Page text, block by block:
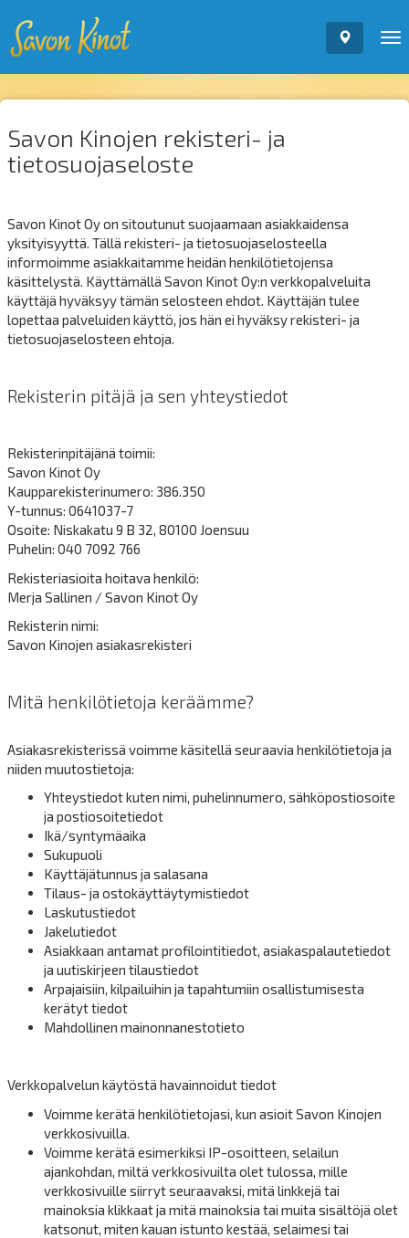
Savon Kinojen rekisteri- ja
tietosuojaseloste
Savon Kinot Oy on sitoutunut suojaamaan asiakkaidensa
yksityisyyttä. Tällä rekisteri- ja tietosuojaselosteella
informoimme asiakkaitamme heidän henkilötietojensa
käsittelystä. Käyttämällä Savon Kinot Oy:n verkkopalveluita
käyttäjä hyväksyy tämän selosteen ehdot. Käyttäjän tulee
lopettaa palveluiden käyttö, jos hän ei hyväksy rekisteri- ja
tietosuojaselosteen ehtoja.
Rekisterin pitäjä ja sen yhteystiedot
Rekisterinpitäjänä toimii:
Savon Kinot Oy
Kaupparekisterinumero: 386.350
Y-tunnus: 0641037-7
Osoite: Niskakatu 9 B 32, 80100 Joensuu
Puhelin: 040 7092 766
Rekisteriasioita hoitava henkilö:
Merja Sallinen / Savon Kinot Oy
Rekisterin nimi:
Savon Kinojen asiakasrekisteri
Mitä henkilötietoja keräämme?
Asiakasrekisterissä voimme käsitellä seuraavia henkilötietoja ja
niiden muutostietoja:
Yhteystiedot kuten nimi, puhelinnumero, sähköpostiosoite
ja postiosoitetiedot
Ikä/syntymäaika
Sukupuoli
Käyttäjätunnus ja salasana
Tilaus- ja ostokäyttäytymistiedot
Laskutustiedot
Jakelutiedot
Asiakkaan antamat profilointitiedot, asiakaspalautetiedot
ja uutiskirjeen tilaustiedot
Arpajaisiin, kilpailuihin ja tapahtumiin osallistumisesta
kerätyt tiedot
Mahdollinen mainonnanestotieto
Verkkopalvelun käytöstä havainnoidut tiedot
Voimme kerätä henkilötietojasi, kun asioit Savon Kinojen
verkkosivuilla.
Voimme kerätä esimerkiksi IP-osoitteen, selailun
ajankohdan, miltä verkkosivuilta olet tulossa, mille
verkkosivuille siirryt seuraavaksi, mitä linkkejä tai
mainoksia klikkaat ja mitä mainoksia tai muita sisältöjä olet
katsonut, miten kauan istunto kestää, selaimesi tai